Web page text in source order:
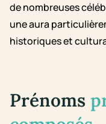
de nombreuses
une aura
historiques et
Prénoms